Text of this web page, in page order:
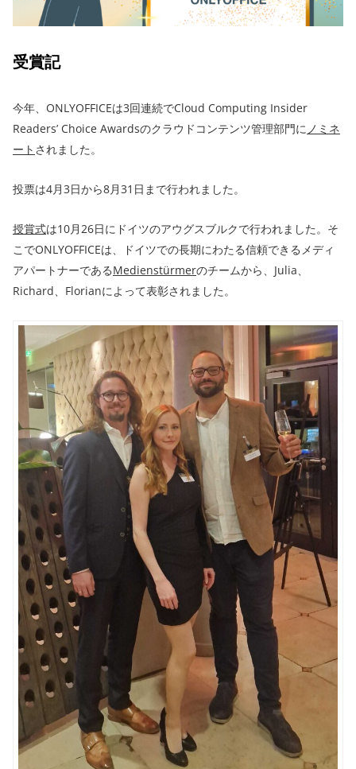
受賞記
今年、ONLYOFFICEは3回連続でCloud Computing Insider
Readers’ Choice Awardsのクラウドコンテンツ管理部門に ノミネ
ート されました。
投票は4月3日から8月31日まで行われました。
授賞式は10月26日にドイツのアウグスブルクで行われました。そ
こでONLYOFFICEは、ドイツでの長期にわたる信頼できるメディ
アパートナーであるMedienstürmerのチームから、Julia、
Richard、Florianによって表彰されました。